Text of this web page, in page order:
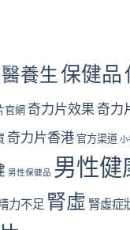
養生保健品
官網 奇力片效果 奇力
奇力片香港 官方渠道 小
男性保健品 男性健
力不足 腎虛 腎虛症